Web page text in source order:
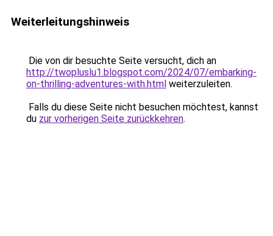
Weiterleitungshinweis
Die von dir besuchte Seite versucht, dich an
http://twopluslu1.blogspot.com/2024/07/embarking-
on-thrilling-adventures-with.html weiterzuleiten.
Falls du diese Seite nicht besuchen möchtest, kannst
du zur vorherigen Seite zurückkehren.